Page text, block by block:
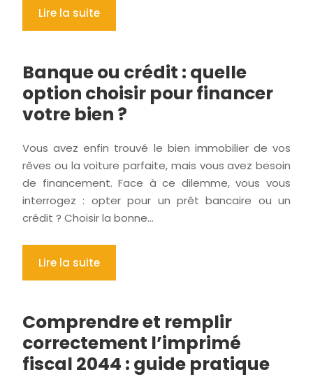
Lire la suite
Banque ou crédit : quelle
option choisir pour financer
votre bien ?
Vous avez enfin trouvé le bien immobilier de vos
rêves ou la voiture parfaite, mais vous avez besoin
de financement. Face à ce dilemme, vous vous
interrogez : opter pour un prêt bancaire ou un
crédit ? Choisir la bonne…
Lire la suite
Comprendre et remplir
correctement l’imprimé
fiscal 2044 : guide pratique